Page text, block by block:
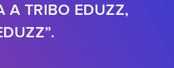
A TRIBO EDUZZ,